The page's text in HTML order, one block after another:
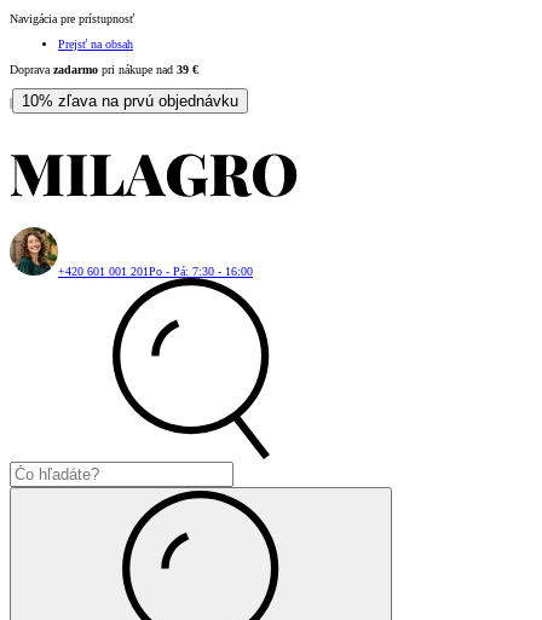
Navigácia pre prístupnosť
Prejsť na obsah
Doprava zadarmo pri nákupe nad 39 €
| 10% zľava na prvú objednávku
+420 601 001 201Po - Pá: 7:30 - 16:00